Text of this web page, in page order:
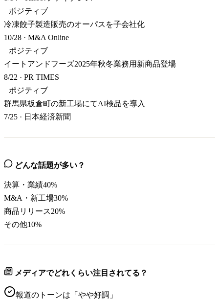
ポジティブ
冷凍餃子製造販売のオーパスを子会社化
10/28 · M&A Online
ポジティブ
イートアンドフーズ2025年秋冬業務用新商品登場
8/22 · PR TIMES
ポジティブ
群馬県板倉町の新工場にてAI検品を導入
7/25 · 日本経済新聞
どんな話題が多い？
決算・業績40%
M&A・新工場30%
商品リリース20%
その他10%
メディアでどれくらい注目されてる？
報道のトーンは「 やや好調 」